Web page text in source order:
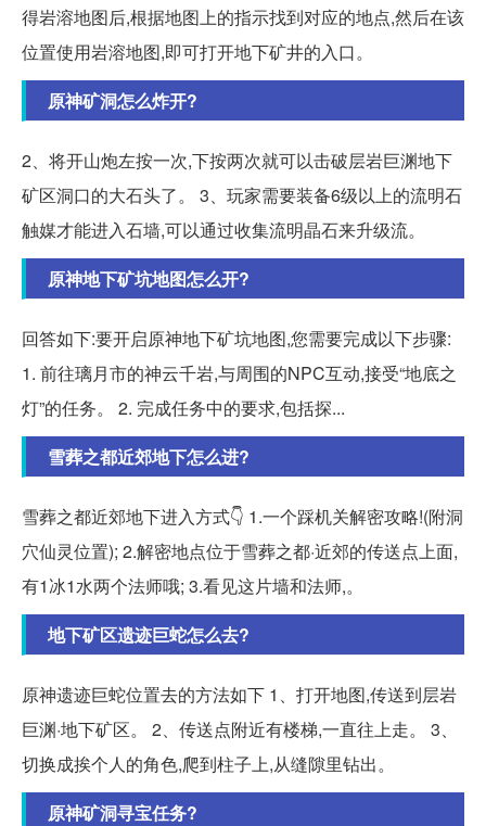
得岩溶地图后,根据地图上的指示找到对应的地点,然后在该
位置使用岩溶地图,即可打开地下矿井的入口。
原神矿洞怎么炸开?
2、将开山炮左按一次,下按两次就可以击破层岩巨渊地下
矿区洞口的大石头了。 3、玩家需要装备6级以上的流明石
触媒才能进入石墙,可以通过收集流明晶石来升级流。
原神地下矿坑地图怎么开?
回答如下:要开启原神地下矿坑地图,您需要完成以下步骤:
1. 前往璃月市的神云千岩,与周围的NPC互动,接受“地底之
灯”的任务。 2. 完成任务中的要求,包括探...
雪葬之都近郊地下怎么进?
雪葬之都近郊地下进入方式👇 1.一个踩机关解密攻略!(附洞
穴仙灵位置); 2.解密地点位于雪葬之都·近郊的传送点上面,
有1冰1水两个法师哦; 3.看见这片墙和法师,。
地下矿区遗迹巨蛇怎么去?
原神遗迹巨蛇位置去的方法如下 1、打开地图,传送到层岩
巨渊·地下矿区。 2、传送点附近有楼梯,一直往上走。 3、
切换成挨个人的角色,爬到柱子上,从缝隙里钻出。
原神矿洞寻宝任务?